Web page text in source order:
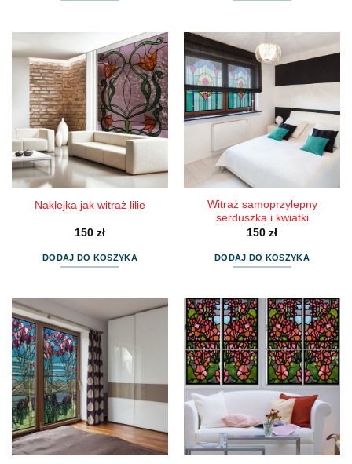
Naklejka jak witraż lilie
150 zł
DODAJ DO KOSZYKA
Witraż samoprzylepny
serduszka i kwiatki
150 zł
DODAJ DO KOSZYKA